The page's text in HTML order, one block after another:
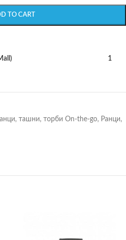
TO CART
1
ташни, торби On-the-go, Ранци,